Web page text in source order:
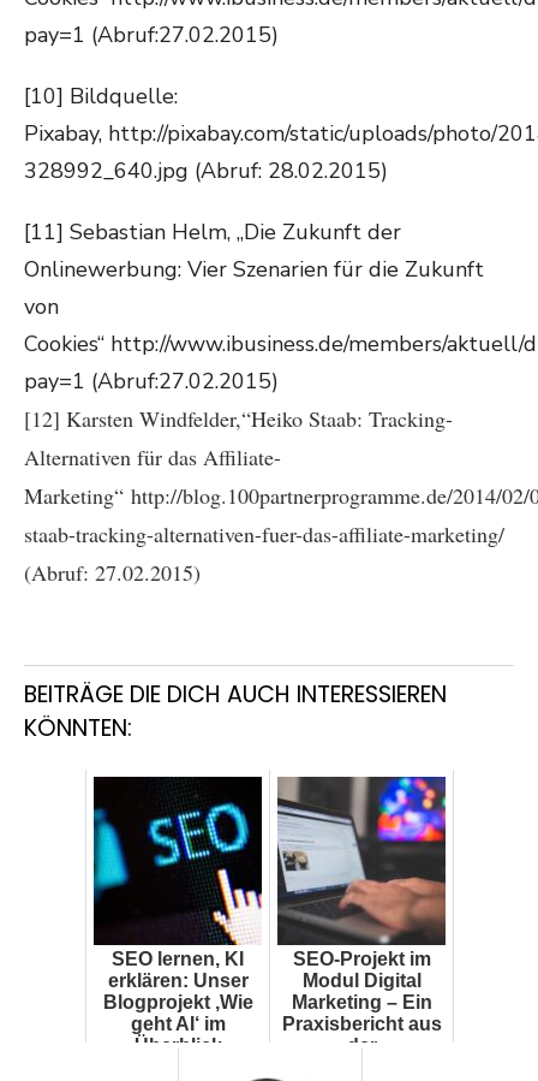
pay=1 (Abruf:27.02.2015)
[10] Bildquelle:
Pixabay, http://pixabay.com/static/uploads/photo/
328992_640.jpg (Abruf: 28.02.2015)
[11] Sebastian Helm, „Die Zukunft der
Onlinewerbung: Vier Szenarien für die Zukunft
von
Cookies“ http://www.ibusiness.de/members/
pay=1 (Abruf:27.02.2015)
[12] Karsten Windfelder,“Heiko Staab: Tracking-
Alternativen für das Affiliate-
Marketing“ http://blog.100partnerprogramme.de/2014/02/
staab-tracking-alternativen-fuer-das-affiliate-marketing/
(Abruf: 27.02.2015)
BEITRÄGE DIE DICH AUCH INTERESSIEREN
KÖNNTEN:
SEO lernen, KI
erklären: Unser
Blogprojekt ‚Wie
geht AI‘ im
Überblick
SEO-Projekt im
Modul Digital
Marketing – Ein
Praxisbericht aus
der